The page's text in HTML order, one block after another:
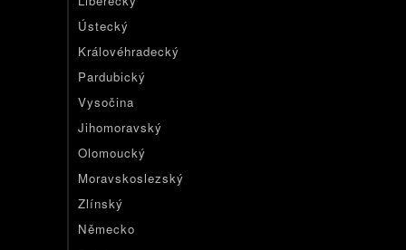
Ústecký
Královéhradecký
Pardubický
Vysočina
Jihomoravský
Olomoucký
Moravskoslezský
Zlínský
Německo